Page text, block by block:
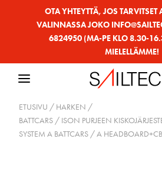
OTA YHTEYTTÄ, JOS TARVITSET
VALINNASSA JOKO
6824950 (MA-PE KLO 8.30-
MIELELLÄMME!
ETUSIVU / HARKEN /
BATTCARS / ISON PURJEEN
SYSTEM A BATTCARS / A